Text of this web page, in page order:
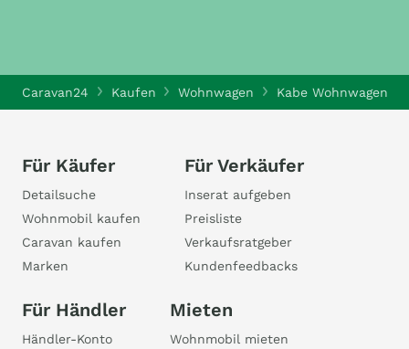
Caravan24 Kaufen Wohnwagen Kabe Wohnwagen
Für Käufer
Detailsuche
Wohnmobil kaufen
Caravan kaufen
Marken
Für Verkäufer
Inserat aufgeben
Preisliste
Verkaufsratgeber
Kundenfeedbacks
Für Händler
Händler-Konto
Mieten
Wohnmobil mieten